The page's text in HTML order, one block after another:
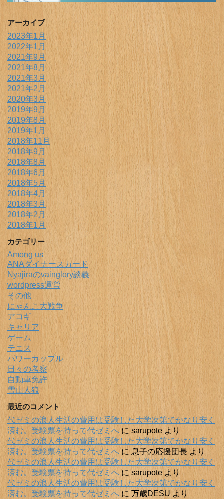
アーカイブ
2023年1月
2022年1月
2021年9月
2021年8月
2021年3月
2021年2月
2020年3月
2019年9月
2019年8月
2019年1月
2018年11月
2018年9月
2018年8月
2018年6月
2018年5月
2018年4月
2018年3月
2018年2月
2018年1月
カテゴリー
Among us
ANAダイナースカード
Nyajiraのvainglory談義
wordpress運営
その他
にゃんこ大戦争
アコギ
キャリア
ゲーム
テニス
パワーカップル
日々の考察
自動車免許
雪山人狼
最近のコメント
代ゼミの浪人生活の費用は受験した大学次第でかなり安く
済む。受験票を持って代ゼミへ に sarupote より
代ゼミの浪人生活の費用は受験した大学次第でかなり安く
済む。受験票を持って代ゼミへに 息子の応援団長 より
代ゼミの浪人生活の費用は受験した大学次第でかなり安く
済む。受験票を持って代ゼミへ にsarupoteより
代ゼミの浪人生活の費用は受験した大学次第でかなり安く
済む。受験票を持って代ゼミへ に 万歳DESUより